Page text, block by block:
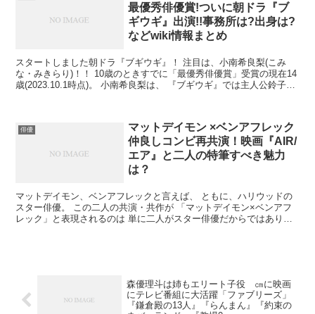
最優秀俳優賞!ついに朝ドラ『ブ
ギウギ』出演!!事務所は?出身は?
などwiki情報まとめ
スタートしました朝ドラ『ブギウギ』！ 注目は、小南希良梨(こみ
な・みきらり)！！ 10歳のときすでに「最優秀俳優賞」受賞の現在14
歳(2023.10.1時点)。 小南希良梨は、 『ブギウギ』では主人公鈴子の
俳優
マットデイモン ×ベンアフレック
仲良しコンビ再共演！映画『AIR/
エア』と二人の特筆すべき魅力
は？
マットデイモン、ベンアフレックと言えば、 ともに、ハリウッドの
スター俳優。 この二人の共演・共作が 「マットデイモン×ベンアフ
レック」と表現されるのは 単に二人がスター俳優だからではありま
森優理斗は姉もエリート子役 ㎝に映画
にテレビ番組に大活躍「ファブリーズ」
『鎌倉殿の13人』『らんまん』『約束の